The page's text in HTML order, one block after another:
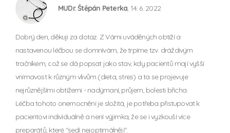
MUDr. Štěpán Peterka, 14. 6. 2022
Dobrý den, děkuji za dotaz. Z Vámi uváděných obtíží a
nastavenou léčbou se domnívám, že trpíme tzv. dráždivým
tračníkem, což se dá popsat jako stav, kdy pacientů mají vyšší
vnímavost k různým vlivům (dieta, stres) a ta se projevuje
nejrůznějšími obtížemi - nadýmaní, průjem, bolesti břicha.
Léčba tohoto onemocnění je složitá, je potřeba přistupovat k
pacientovi individuálně a není výjimka, že se i vyzkouší více
preparátů, které "sedí nejoptimálněji".